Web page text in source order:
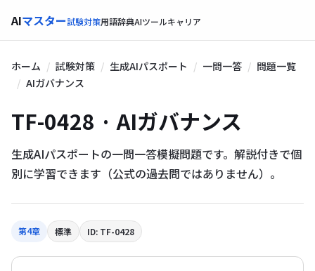
AIマスター試験対策用語辞典AIツールキャリア
ホーム 試験対策 生成AIパスポート 一問一答
問題一覧
AIガバナンス
TF-0428 · AIガバナンス
生成AIパスポートの一問一答模擬問題です。解説付きで個
別に学習できます（公式の過去問ではありません）。
第4章 標準 ID: TF-0428